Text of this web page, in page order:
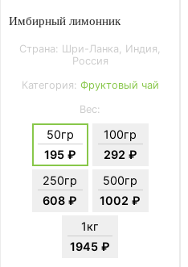
Имбирный лимонник
Страна: Шри-Ланка, Индия,
Россия
Категория: Фруктовый чай
Вес:
50гр
195 ₽
100гр
292 ₽
250гр
608 ₽
500гр
1002 ₽
1кг
1945 ₽